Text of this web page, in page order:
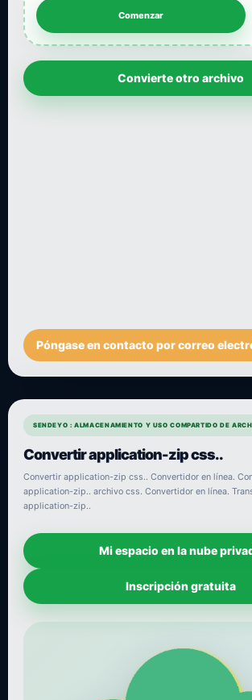
Convierte otro archivo
Póngase en contacto por correo
SENDEYO : ALMACENAMIENTO Y USO COMPARTIDO DE
Convertir application-zip css..
Convertir application-zip css.. Convertidor en línea.
application-zip.. archivo css. Convertidor en línea.
application-zip..
Mi espacio en la nube
Inscripción gratuita